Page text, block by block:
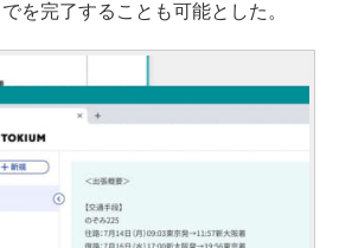
を完了することも可能とした。